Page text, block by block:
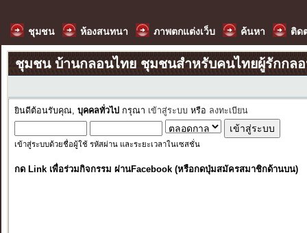
ชุมชน ห้องสนทนา ภาพตกแต่งเว็บ ค้นหา ติด
ชุมชน บ้านกลอนไทย ชุมชนสำหรับคนไทยผู้รักกล
ยินดีต้อนรับคุณ, บุคคลทั่วไป กรุณา เข้าสู่ระบบ หรือ ลงทะเบียน
เข้าสู่ระบบด้วยชื่อผู้ใช้ รหัสผ่าน และระยะเวลาในเซสชั่น
กด Link เพื่อร่วมกิจกรรม ผ่านFacebook (หรือกดปุ่มสมัครสมาชิกด้านบน)